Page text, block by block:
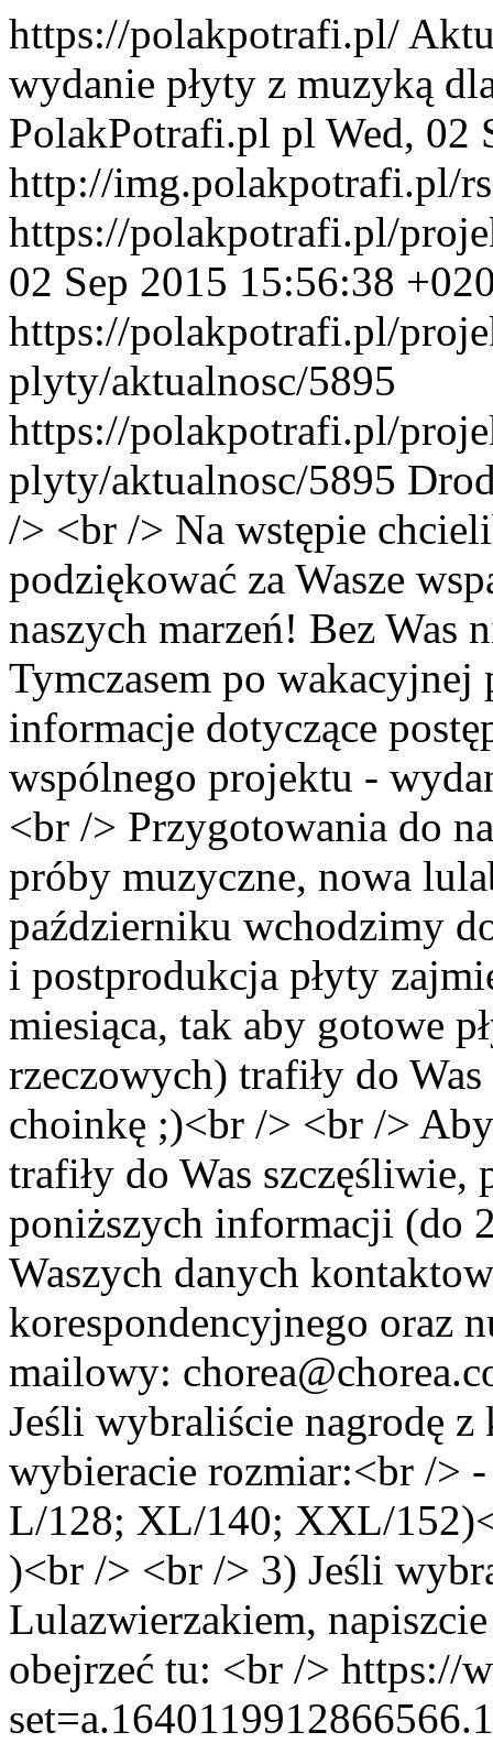
https://polakpotrafi.pl/
wydanie płyty z muzyką
PolakPotrafi.pl pl Wed, 02
http://img.polakpotrafi.pl/
https://polakpotrafi.pl/
02 Sep 2015 15:56:38
https://polakpotrafi.pl/
plyty/aktualnosc/5895
https://polakpotrafi.pl/
plyty/aktualnosc/5895
/> <br /> Na wstępie
podziękować za Wasze
naszych marzeń! Bez
Tymczasem po wakacyjnej
informacje dotyczące
wspólnego projektu -
<br /> Przygotowania do
próby muzyczne, nowa
październiku wchodzimy
i postprodukcja płyty
miesiąca, tak aby gotowe
rzeczowych) trafiły do
choinkę ;)<br /> <br />
trafiły do Was
poniższych informacji (do
Waszych danych
korespondencyjnego oraz
mailowy:
Jeśli wybraliście nagrodę
wybieracie rozmiar:<br />
L/128; XL/140; XXL/
)<br /> <br /> 3) Jeśli
Lulazwierzakiem,
obejrzeć tu: <br /> https://